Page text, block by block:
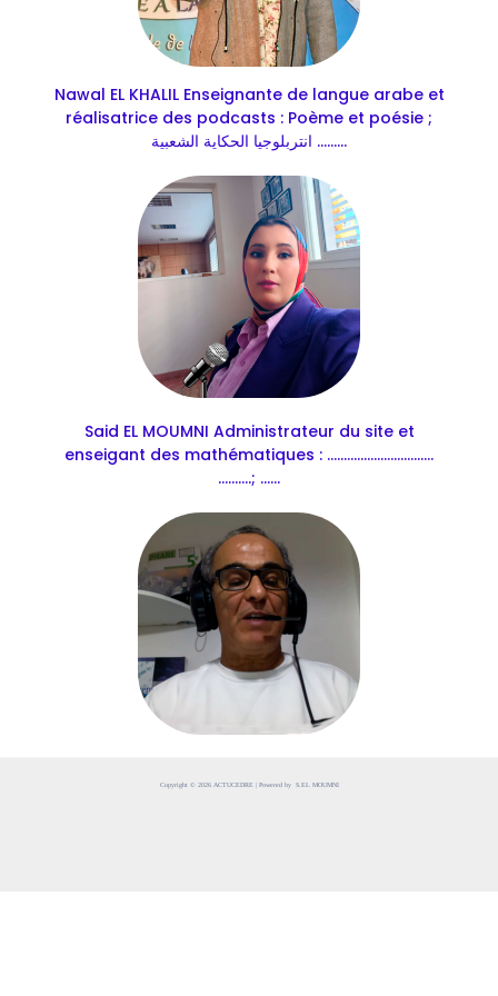
Nawal EL KHALIL Enseignante de langue arabe et
réalisatrice des podcasts : Poème et poésie ;
انتربلوجيا الحكاية الشعبية .........
Said EL MOUMNI Administrateur du site et
enseigant des mathématiques : ................................
..........; ......
Copyright © 2026 ACTUCEDRE | Powered by S.EL MOUMNI